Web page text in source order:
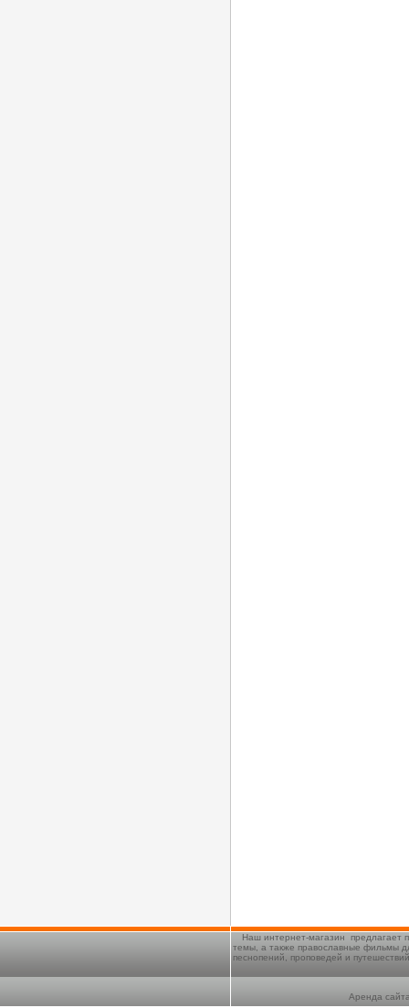
Наш интернет-магазин предлагает
темы, а также православные фильмы
песнопений, проповедей и
Аренда